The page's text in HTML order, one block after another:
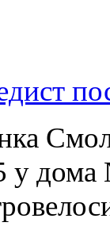
у